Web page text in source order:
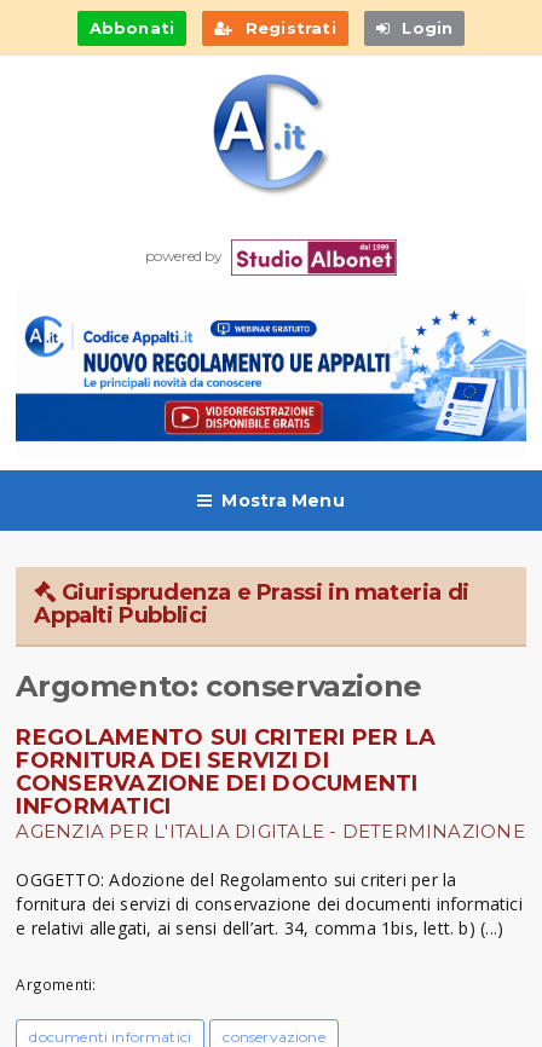
Abbonati Registrati Login
powered by
Mostra Menu
Giurisprudenza e Prassi in materia di
Appalti Pubblici
Argomento: conservazione
REGOLAMENTO SUI CRITERI PER LA
FORNITURA DEI SERVIZI DI
CONSERVAZIONE DEI DOCUMENTI
INFORMATICI
AGENZIA PER L'ITALIA DIGITALE - DETERMINAZIONE
OGGETTO: Adozione del Regolamento sui criteri per la
fornitura dei servizi di conservazione dei documenti informatici
e relativi allegati, ai sensi dell’art. 34, comma 1bis, lett. b) (...)
Argomenti:
documenti informatici conservazione